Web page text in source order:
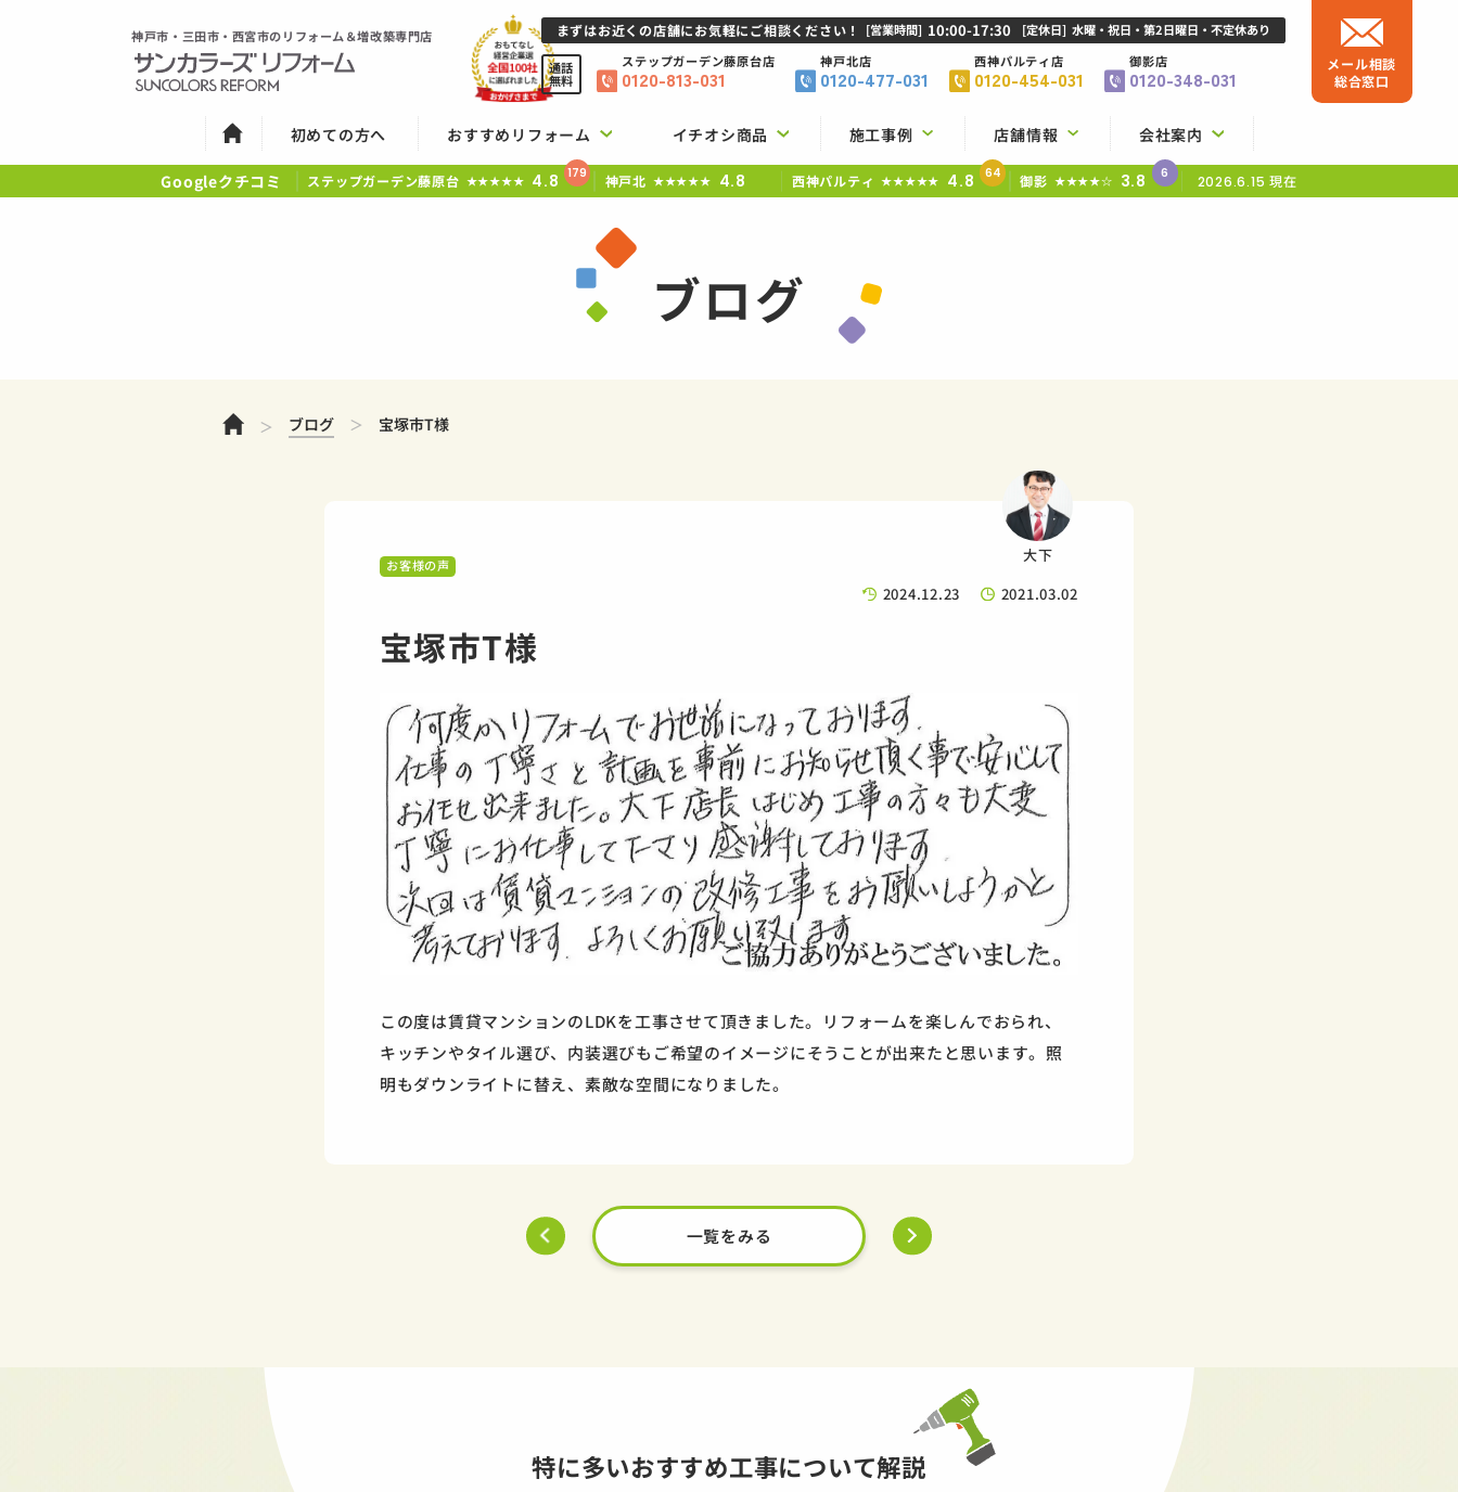
神戸市・三田市・西宮市のリフォーム＆増改築専門店
初めての方へ おすすめリフォーム イチオシ商品 施工事例 店舗情報 会社案内
まずはお近くの店舗にお気軽にご相談ください！ [営業時間] 10:00-17:30 [定休日] 水曜・祝日・第2日曜日・不定休あり
通話
無料
ステップガーデン藤原台店
0120-813-031
神戸北店
0120-477-031
西神パルティ店
0120-454-031
御影店
0120-348-031
メール相談
総合窓口
Googleクチコミ ステップガーデン藤原台 ★★★★★ 4.8 179 神戸北 ★★★★★ 4.8 西神パルティ ★★★★★ 4.8 64 御影 ★★★★☆ 3.8 6 2026.6.15 現在
ブログ
ホーム ブログ 宝塚市T様
大下
お客様の声
2024.12.23 2021.03.02
宝塚市T様
この度は賃貸マンションのLDKを工事させて頂きました。リフォームを楽しんでおられ、
キッチンやタイル選び、内装選びもご希望のイメージにそうことが出来たと思います。照
明もダウンライトに替え、素敵な空間になりました。
一覧をみる
特に多いおすすめ工事について解説